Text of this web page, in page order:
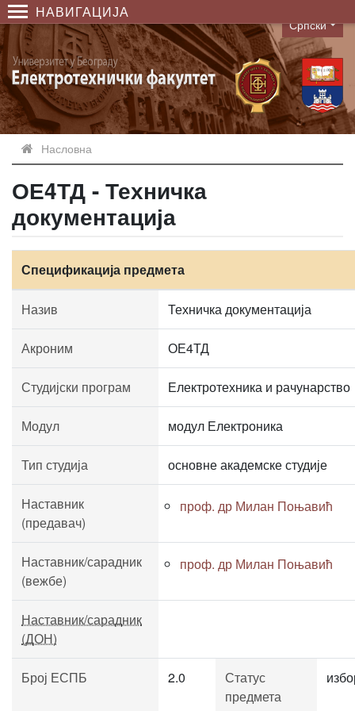
НАВИГАЦИЈА
Language
Српски
Насловна
ОЕ4ТД - Техничка
документација
Спецификација предмета
Назив Техничка документација
Акроним ОЕ4ТД
Студијски програм Електротехника и рачунарство
Модул модул Електроника
Тип студија основне академске студије
Наставник
(предавач)
проф. др Милан Поњавић
Наставник/сарадник
(вежбе)
проф. др Милан Поњавић
Наставник/сарадник
(ДОН)
Број ЕСПБ 2.0
Статус
предмета